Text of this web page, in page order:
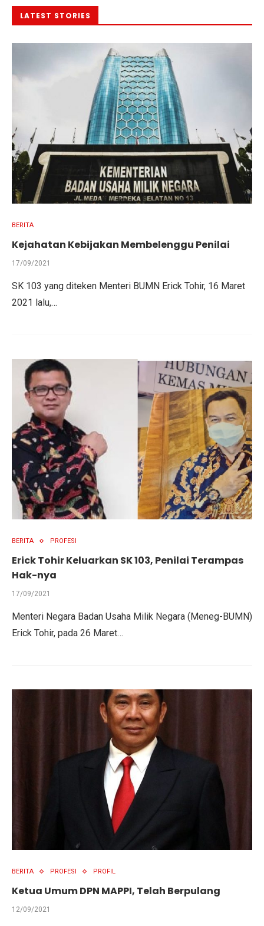
LATEST STORIES
BERITA
Kejahatan Kebijakan Membelenggu Penilai
17/09/2021
SK 103 yang diteken Menteri BUMN Erick Tohir, 16 Maret
2021 lalu,…
BERITA PROFESI
Erick Tohir Keluarkan SK 103, Penilai Terampas
Hak-nya
17/09/2021
Menteri Negara Badan Usaha Milik Negara (Meneg-BUMN)
Erick Tohir, pada 26 Maret…
BERITA PROFESI PROFIL
Ketua Umum DPN MAPPI, Telah Berpulang
12/09/2021